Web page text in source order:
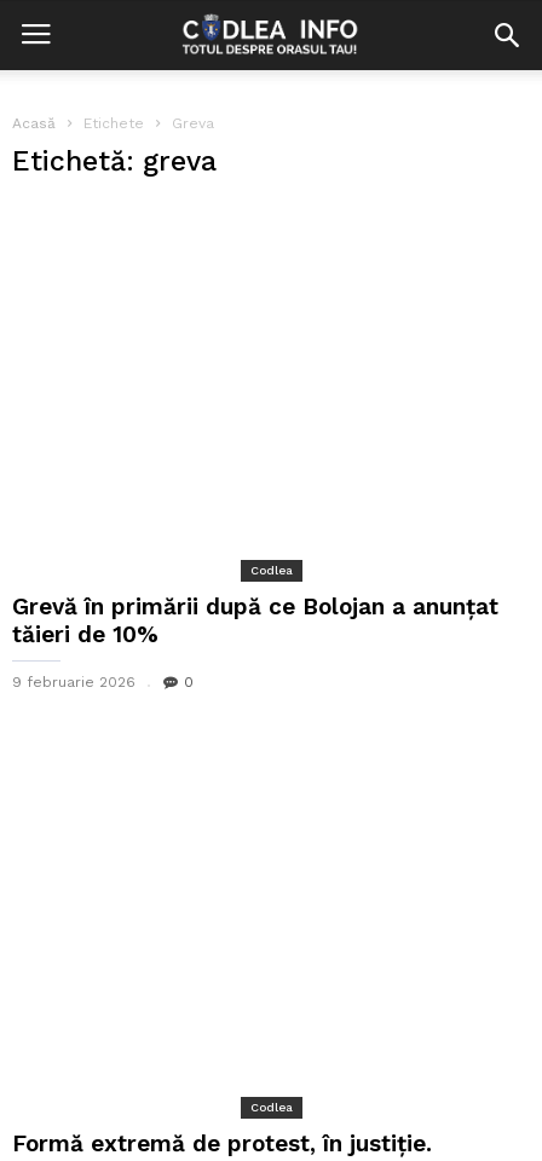
Acasă Etichete Greva
Etichetă: greva
Codlea
Grevă în primării după ce Bolojan a anunțat
tăieri de 10%
9 februarie 2026 0
Codlea
Formă extremă de protest, în justiție.